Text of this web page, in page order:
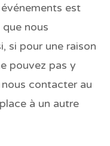
est
nous
si pour une raison
pouvez pas y
contacter au
à un autre